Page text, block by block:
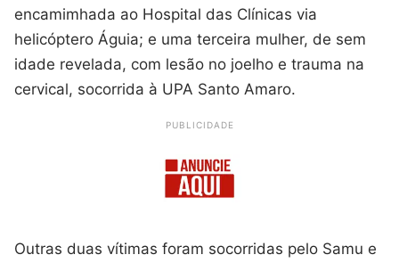
encamimhada ao Hospital das Clínicas via
helicóptero Águia; e uma terceira mulher, de sem
idade revelada, com lesão no joelho e trauma na
cervical, socorrida à UPA Santo Amaro.
PUBLICIDADE
Outras duas vítimas foram socorridas pelo Samu e